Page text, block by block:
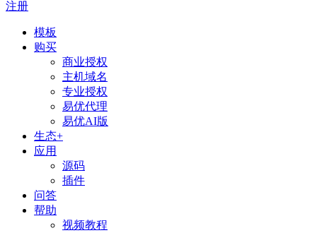
注册
模板
购买
商业授权
主机域名
专业授权
易优代理
易优AI版
生态+
应用
源码
插件
问答
帮助
视频教程